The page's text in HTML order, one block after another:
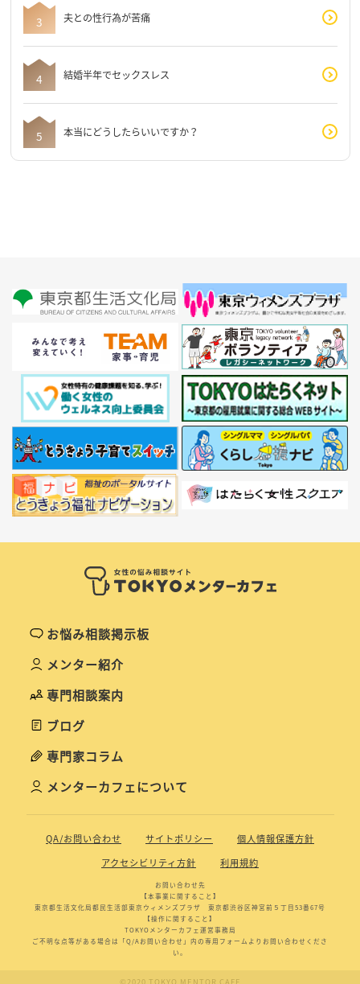
夫との性行為が苦痛
結婚半年でセックスレス
本当にどうしたらいいですか？
お悩み相談掲示板
メンター紹介
専門相談案内
ブログ
専門家コラム
メンターカフェについて
QA/お問い合わせ サイトポリシー
個人情報保護方針
アクセシビリティ方針
利用規約
お問い合わせ先
【本事業に関すること】
東京都生活文化局都民生活部東京ウィメンズプラザ 東京都渋谷区神宮前５丁目53番67号
【操作に関すること】
TOKYOメンターカフェ運営事務局
ご不明な点等がある場合は「Q/Aお問い合わせ」内の専用フォームよりお問い合わせくださ
い。
©2020 TOKYO MENTOR CAFE